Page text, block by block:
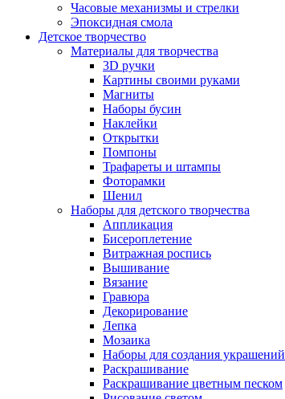
Часовые механизмы и стрелки
Эпоксидная смола
Детское творчество
Материалы для творчества
3D ручки
Картины своими руками
Магниты
Наборы бусин
Наклейки
Открытки
Помпоны
Трафареты и штампы
Фоторамки
Шенил
Наборы для детского творчества
Аппликация
Бисероплетение
Витражная роспись
Вышивание
Вязание
Гравюра
Декорирование
Лепка
Мозаика
Наборы для создания украшений
Раскрашивание
Раскрашивание цветным песком